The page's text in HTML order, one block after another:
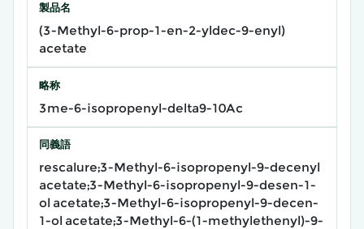
製品名
(3-Methyl-6-prop-1-en-2-yldec-9-enyl)
acetate
略称
3me-6-isopropenyl-delta9-10Ac
同義語
rescalure;3-Methyl-6-isopropenyl-9-decenyl
acetate;3-Methyl-6-isopropenyl-9-desen-1-
ol acetate;3-Methyl-6-isopropenyl-9-decen-
1-ol acetate;3-Methyl-6-(1-methylethenyl)-9-